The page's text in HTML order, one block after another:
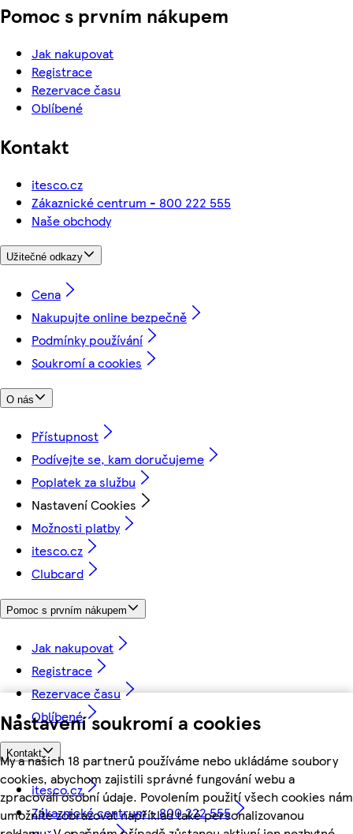
Nastavení soukromí a cookies
My a našich 18 partnerů používáme nebo ukládáme soubory
cookies, abychom zajistili správné fungování webu a
zpracovali osobní údaje. Povolením použití všech cookies nám
umožníte zobrazovat například také personalizovanou
Pomoc s prvním nákupem
Jak nakupovat
Registrace
Rezervace času
Oblíbené
Kontakt
itesco.cz
Zákaznické centrum - 800 222 555
Naše obchody
Užitečné odkazy
Cena
Nakupujte online bezpečně
Podmínky používání
Soukromí a cookies
O nás
Přístupnost
Podívejte se, kam doručujeme
Poplatek za službu
Nastavení Cookies
Možnosti platby
itesco.cz
Clubcard
Pomoc s prvním nákupem
Jak nakupovat
Registrace
Rezervace času
Oblíbené
Kontakt
itesco.cz
Zákaznické centrum - 800 222 555